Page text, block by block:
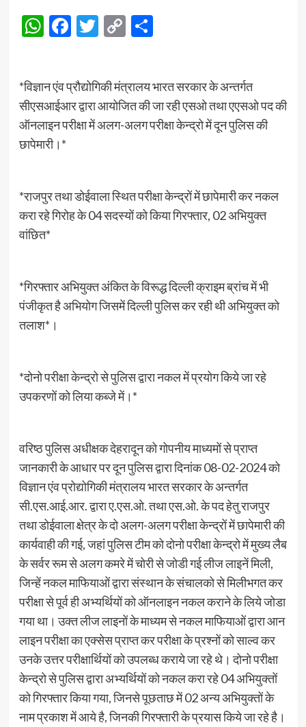
WhatsApp
Facebook
Twitter
CopyShare
*विज्ञान एंव प्रौद्योगिकी मंत्रालय भारत सरकार के अन्तर्गत
सीएसआईआर द्वारा आयोजित की जा रही एसओ तथा एएसओ पद की
ऑनलाइन परीक्षा में अलग-अलग परीक्षा केन्द्रो में दून पुलिस की
छापेमारी।*
*राजपुर तथा डोईवाला स्थित परीक्षा केन्द्रों में छापेमारी कर नकल
करा रहे गिरोह के 04 सदस्यों को किया गिरफ्तार, 02 अभियुक्त
वांछित*
*गिरफ्तार अभियुक्त अंकित के विरूद्ध दिल्ली क्राइम ब्रांच में भी
पंजीकृत है अभियोग जिसमें दिल्ली पुलिस कर रही थी अभियुक्त को
तलाश*।
*दोनो परीक्षा केन्द्रो से पुलिस द्वारा नकल में प्रयोग किये जा रहे
उपकरणों को लिया कब्जे में।*
वरिष्ठ पुलिस अधीक्षक देहरादून को गोपनीय माध्यमों से प्राप्त
जानकारी के आधार पर दून पुलिस द्वारा दिनांक 08-02-2024 को
विज्ञान एंव प्रोद्योगिकी मंत्रालय भारत सरकार के अन्तर्गत
सी.एस.आई.आर. द्वारा ए.एस.ओ. तथा एस.ओ. के पद हेतु राजपुर
तथा डोईवाला क्षेत्र के दो अलग-अलग परीक्षा केन्द्रों में छापेमारी की
कार्यवाही की गई, जहां पुलिस टीम को दोनो परीक्षा केन्द्रो में मुख्य लैब
के सर्वर रूम से अलग कमरे में चोरी से जोडी गई लीज लाइनें मिली,
जिन्हें नकल माफियाओं द्वारा संस्थान के संचालको से मिलीभगत कर
परीक्षा से पूर्व ही अभ्यर्थियों को ऑनलाइन नकल कराने के लिये जोडा
गया था। उक्त लीज लाइनों के माध्यम से नकल माफियाओं द्वारा आन
लाइन परीक्षा का एक्सेस प्राप्त कर परीक्षा के प्रश्नों को साल्व कर
उनके उत्तर परीक्षार्थियों को उपलब्ध कराये जा रहे थे। दोनो परीक्षा
केन्द्रो से पुलिस द्वारा अभ्यर्थियों को नकल करा रहे 04 अभियुक्तों
को गिरफ्तार किया गया, जिनसे पूछताछ में 02 अन्य अभियुक्तों के
नाम प्रकाश में आये है, जिनकी गिरफ्तारी के प्रयास किये जा रहे है।